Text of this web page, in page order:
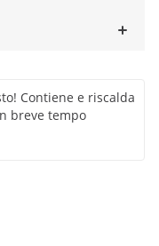
Contiene e riscalda
breve tempo